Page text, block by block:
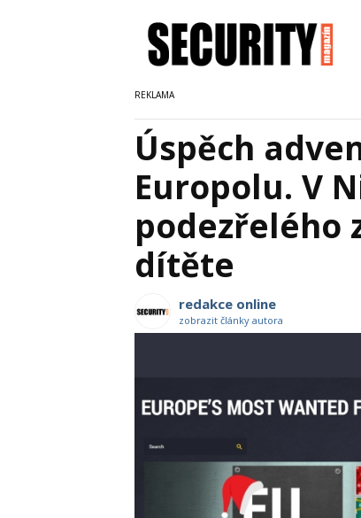
Úspěch
Europolu. V
podezřelého
dítěte
redakce online
zobrazit články autora